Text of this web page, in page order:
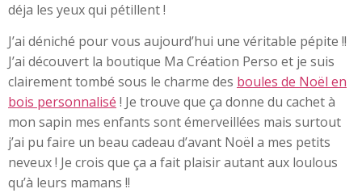
déja les yeux qui pétillent !
J’ai déniché pour vous aujourd’hui une véritable pépite !!
J’ai découvert la boutique Ma Création Perso et je suis
clairement tombé sous le charme des boules de Noël en
bois personnalisé ! Je trouve que ça donne du cachet à
mon sapin mes enfants sont émerveillées mais surtout
j’ai pu faire un beau cadeau d’avant Noël a mes petits
neveux ! Je crois que ça a fait plaisir autant aux loulous
qu’à leurs mamans !!